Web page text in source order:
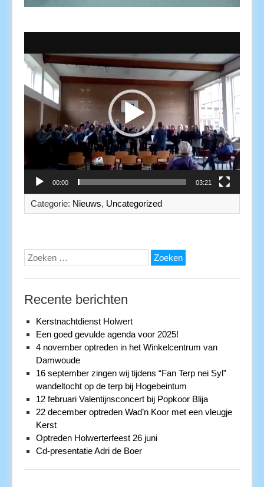
00:00 03:21
Categorie: Nieuws, Uncategorized
Zoeken
naar:
Recente berichten
Kerstnachtdienst Holwert
Een goed gevulde agenda voor 2025!
4 november optreden in het Winkelcentrum van
Damwoude
16 september zingen wij tijdens “Fan Terp nei Syl”
wandeltocht op de terp bij Hogebeintum
12 februari Valentijnsconcert bij Popkoor Blija
22 december optreden Wad’n Koor met een vleugje
Kerst
Optreden Holwerterfeest 26 juni
Cd-presentatie Adri de Boer